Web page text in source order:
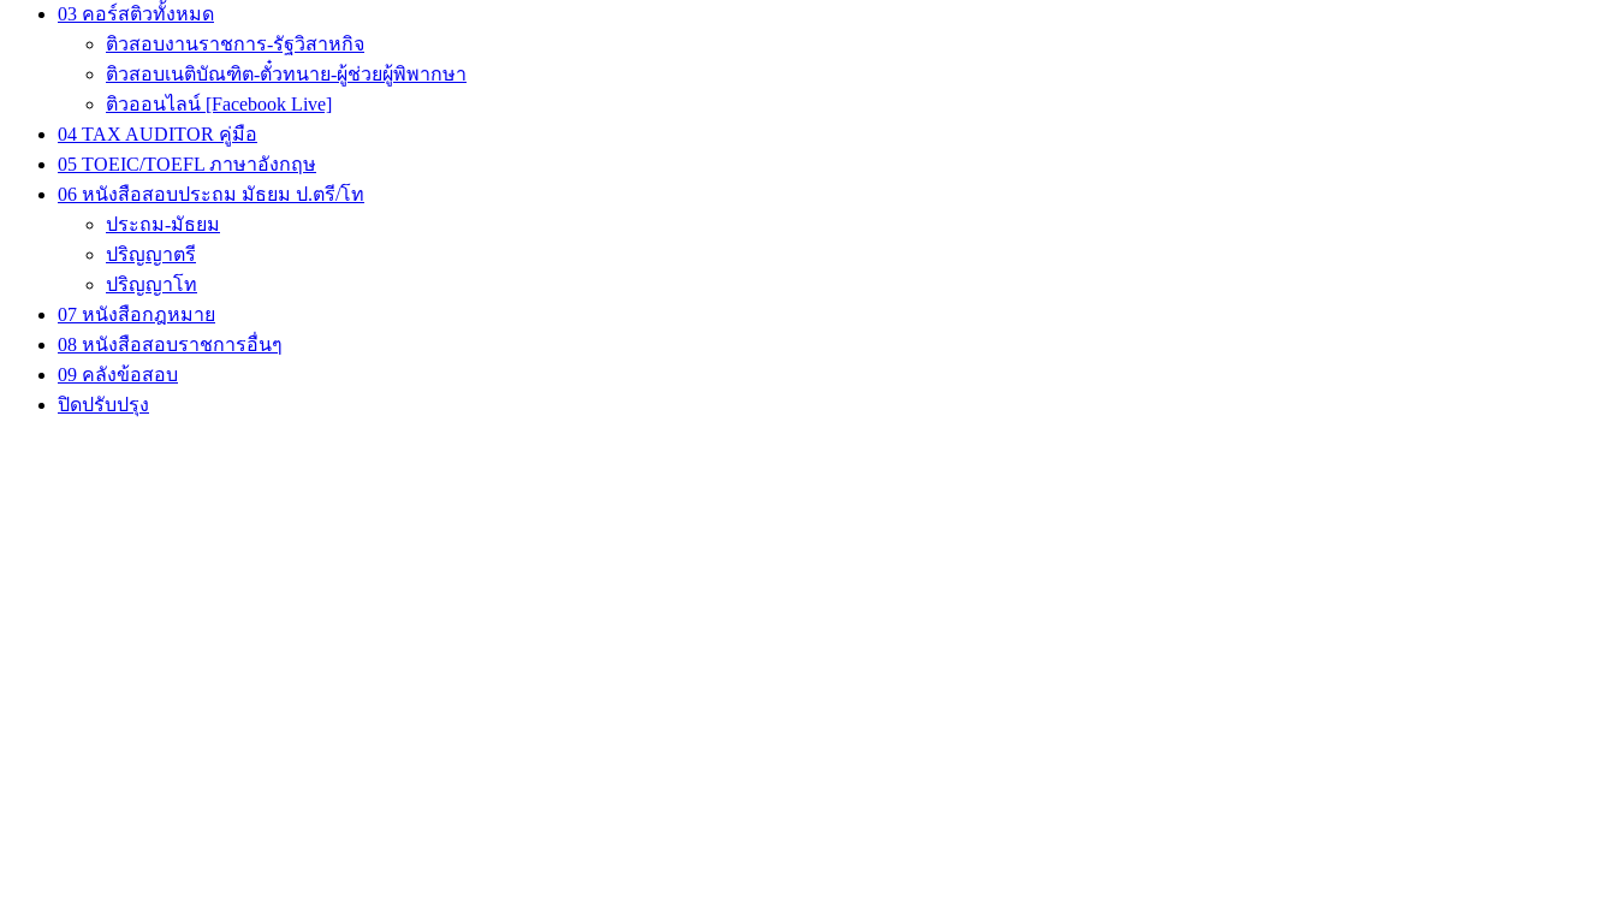
03 คอร์สติวทั้งหมด
ติวสอบงานราชการ-รัฐวิสาหกิจ
ติวสอบเนติบัณฑิต-ตั๋วทนาย-ผู้ช่วยผู้พิพากษา
ติวออนไลน์ [Facebook Live]
04 TAX AUDITOR คู่มือ
05 TOEIC/TOEFL ภาษาอังกฤษ
06 หนังสือสอบประถม มัธยม ป.ตรี/โท
ประถม-มัธยม
ปริญญาตรี
ปริญญาโท
07 หนังสือกฎหมาย
08 หนังสือสอบราชการอื่นๆ
09 คลังข้อสอบ
ปิดปรับปรุง